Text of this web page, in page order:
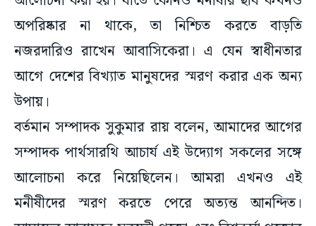
অপরিষ্কার না থাকে, তা নিশ্চিত করতে বাড়তি
নজরদারিও রাখেন আবাসিকেরা। এ যেন স্বাধীনতার
আগে দেশের বিখ্যাত মানুষদের স্মরণ করার এক অন্য
উপায়।
বর্তমান সম্পাদক সুকুমার রায় বলেন, আমাদের আগের
সম্পাদক পার্থসারথি আচার্য এই উদ্যোগ সকলের সঙ্গে
আলোচনা করে নিয়েছিলেন। আমরা এখনও এই
মনীষীদের স্মরণ করতে পেরে অত্যন্ত আনন্দিত।